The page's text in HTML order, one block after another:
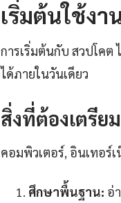
เริ่มต้นใช้ง
การเริ่มต้นกับ สวปโคต
ได้ภายในวันเดียว
สิ่งที่ต้องเตรียม
คอมพิวเตอร์, อินเทอร์
ศึกษาพื้นฐาน: อ่